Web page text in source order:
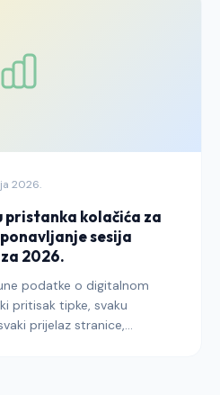
2026. bili usklađeni sa
2026.
pristanka kolačića za
sesija
2026.
podatke o digitalnom
pritisak tipke, svaku
prijelaz stranice,